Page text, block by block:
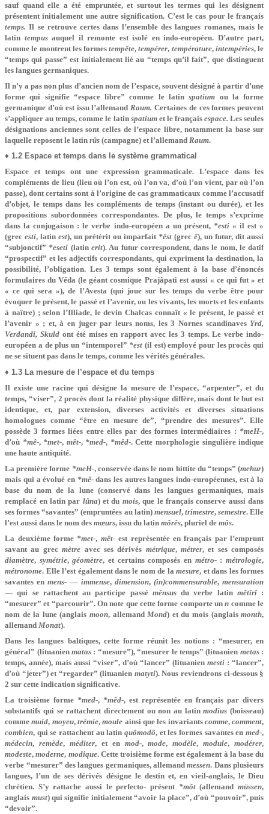
sauf quand elle a été empruntée, et surtout les termes qui les désignent
présentent initialement une autre signification. C’est le cas pour le français
temps.Il se retrouve certes dans l’ensemble des langues romanes, mais le
latin tempusauquel il remonte est isolé en indo-européen. D’autre part,
comme le montrent les formestempête,tempérer, température, intempéries, le
“temps qui passe” est initialement lié au “temps qu’il fait”, que distinguent
les langues germaniques.
Il n’y a pas non plus d’ancien nom de l’espace, souvent désigné à partir d’une
forme qui signifie “espace libre” comme le latinspatium ou la forme
germanique d’où est issu l’allemandRaum. Certaines de ces formes peuvent
s’appliquer au temps, comme le latinspatium et le français espace. Les seules
désignations anciennes sont celles de l’espace libre, notamment la base sur
laquelle reposent le latinrûs(campagne) et l’allemandRaum.
♦ 1.2 Espace et temps dans le système grammatical
Espace et temps ont une expression grammaticale. L’espace dans les
compléments de lieu (lieu où l’on est, où l’on va, d’où l’on vient, par où l’on
passe), dont certains sont à l’origine de cas grammaticaux comme l’accusatif
d’objet, le temps dans les compléments de temps (instant ou durée), et les
propositions subordonnées correspondantes. De plus, le temps s’exprime
dans la conjugaison : le verbe indo-européen a un présent, *esti « il est »
(grecesti, latinest), un prétérit ou imparfait *êst (grecê), un futur, dit aussi
“subjonctif” *eseti (latin erit). Au futur correspondent, dans le nom, le datif
“prospectif” et les adjectifs correspondants, qui expriment la destination, la
possibilité, l’obligation. Les 3 temps sont également à la base d’énoncés
formulaires du Véda (le géant cosmique Prajâpati est aussi « ce qui fut » et
« ce qui sera »), de l’Avesta (qui joue sur les temps du verbe être pour
évoquer le présent, le passé et l’avenir, ou les vivants, les morts et les enfants
à naître) ; selon l’Illiade, le devin Chalcas connaît « le présent, le passé et
l’avenir » ; et, à en juger par leurs noms, les 3 Nornes scandinaves Yrd,
Verdandi, Skuldont été mises en rapport avec les 3 temps. Le verbe indo-
européen a de plus un “intemporel” *est (il est) employé pour les procès qui
ne se situent pas dans le temps, comme les vérités générales.
♦ 1.3 La mesure de l’espace et du temps
Il existe une racine qui désigne la mesure de l’espace, “arpenter”, et du
temps, “viser”, 2 procès dont la réalité physique diffère, mais dont le but est
identique, et, par extension, diverses activités et diverses situations
homologues comme “être en mesure de”, “prendre des mesures”. Elle
possède 3 formes liées entre elles par des formes intermédiaires : *meH-,
d’où *mê-, *met-, mêt-, *med-, *mêd-. Cette morphologie singulière indique
une haute antiquité.
La première forme *meH-, conservée dans le nom hittite du “temps” (mehur)
mais qui a évolué en *mê-dans les autres langues indo-européennes, est à la
base du nom de la lune (conservé dans les langues germaniques, mais
remplacé en latin par lûna) et du mois, que le français conserve aussi dans
ses formes “savantes” (empruntées au latin) mensuel, trimestre,semestre. Elle
l’est aussi dans le nom desmœurs, issu du latinmôrês, pluriel demôs.
La deuxième forme *met-, mêt-est représentée en français par l’emprunt
savant au grecmètre avec ses dérivés métrique,métrer, et ses composés
diamètre, symétrie,géomètre, et certains composés en métro-:métrologie,
métronome. Elle l’est également dans le nom de lamesure, et dans les formes
savantes enmens- — immense, dimension,(in)commensurable,mensuration
— qui se rattachent au participe passé mênsusdu verbe latin mêtîrî:
“mesurer” et “parcourir”. On note que cette forme comporte unn comme le
nom de la lune (anglaismoon, allemand Mond) et du mois (anglaismonth,
allemand Monat).
Dans les langues baltiques, cette forme réunit les notions : “mesurer, en
général” (lituanien matas: “mesure”), “mesurer le temps” (lituanien metas:
temps, année), mais aussi “viser”, d’où “lancer” (lituanienmesti : “lancer”,
d’où “jeter”) et “regarder” (lituanien matyti). Nous reviendrons ci-dessous §
2 sur cette indication significative.
La troisième forme *med-, *mêd-, est représentée en français par divers
substantifs qui se rattachent directement ou non au latinmodius (boisseau)
commemuid, moyeu,trémie,moule ainsi que les invariants comme,comment,
combien, qui se rattachent au latinquômodô, et les formes savantes enmed-,
médecin,remède, méditer, et en mod-,mode,modèle,module,modérer,
modeste,moderne, modique. Cette troisième forme est également à la base du
verbe “mesurer” des langues germaniques, allemandmessen. Dans plusieurs
langues, l’un de ses dérivés désigne le destin et, en vieil-anglais, le Dieu
chrétien. S’y rattache aussi le perfecto- présent *môt(allemandmüssen,
anglais must) qui signifie initialement “avoir la place”, d’où “pouvoir”, puis
“devoir”.